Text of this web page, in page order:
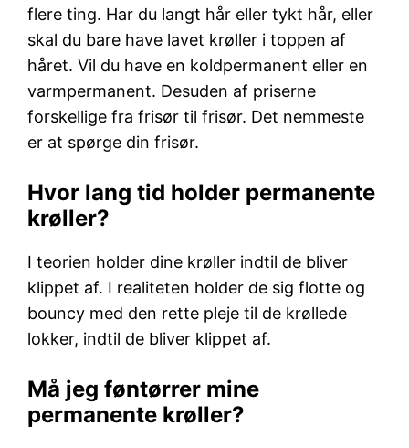
flere ting. Har du langt hår eller tykt hår, eller
skal du bare have lavet krøller i toppen af
håret. Vil du have en koldpermanent eller en
varmpermanent. Desuden af priserne
forskellige fra frisør til frisør. Det nemmeste
er at spørge din frisør.
Hvor lang tid holder permanente
krøller?
I teorien holder dine krøller indtil de bliver
klippet af. I realiteten holder de sig flotte og
bouncy med den rette pleje til de krøllede
lokker, indtil de bliver klippet af.
Må jeg føntørrer mine
permanente krøller?